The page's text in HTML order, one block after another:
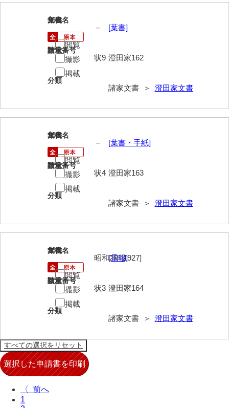
岩崎家文書（秋芳町）
岩崎家文書（鹿野町）
岩見博幸収集史料
上田家文書（防府市）
上田家文書（横浜市）
上松氏収集文書
氏本家文書
宇多田家文書
内田家文書（豊中市）
内海家文書
宇野家文書
馬屋原家文書
梅村明文書
江浪家文書
惠本家文書
162
文書名
[葉書]
請求番号
澄田家162
分類
諸家文書 ＞ 澄田家文書
年代
－
数量
状9
閲覧
撮影
掲載
163
文書名
[葉書・手紙]
請求番号
澄田家163
分類
諸家文書 ＞ 澄田家文書
年代
－
数量
状4
閲覧
撮影
掲載
164
文書名
[電報]
請求番号
澄田家164
分類
諸家文書 ＞ 澄田家文書
年代
昭和2年[1927]
数量
状3
閲覧
撮影
掲載
〈
1